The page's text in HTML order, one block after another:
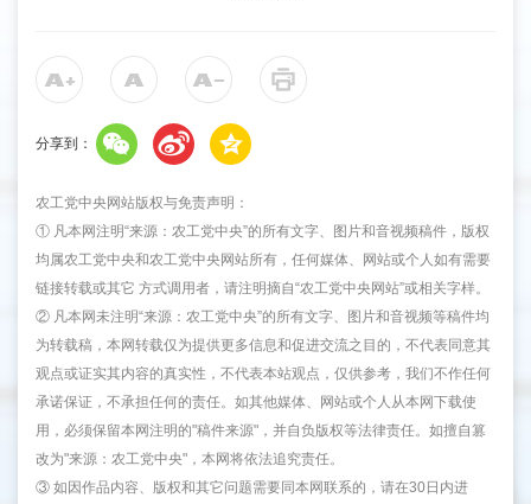
分享到：
农工党中央网站版权与免责声明：
① 凡本网注明“来源：农工党中央”的所有文字、图片和音视频稿件，版权
均属农工党中央和农工党中央网站所有，任何媒体、网站或个人如有需要
链接转载或其它 方式调用者，请注明摘自“农工党中央网站”或相关字样。
② 凡本网未注明“来源：农工党中央”的所有文字、图片和音视频等稿件均
为转载稿，本网转载仅为提供更多信息和促进交流之目的，不代表同意其
观点或证实其内容的真实性，不代表本站观点，仅供参考，我们不作任何
承诺保证，不承担任何的责任。如其他媒体、网站或个人从本网下载使
用，必须保留本网注明的"稿件来源"，并自负版权等法律责任。如擅自篡
改为"来源：农工党中央"，本网将依法追究责任。
③ 如因作品内容、版权和其它问题需要同本网联系的，请在30日内进